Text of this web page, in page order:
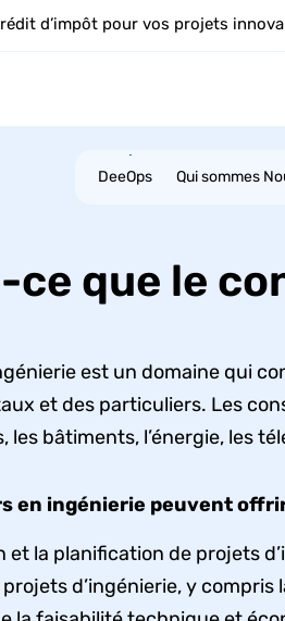
d’impôt pour vos projets
DeeOps Qui sommes
ce que le
est un domaine qui
et des particuliers. Les
bâtiments, l’énergie, les
en ingénierie peuvent
et la planification de projets
projets d’ingénierie, y